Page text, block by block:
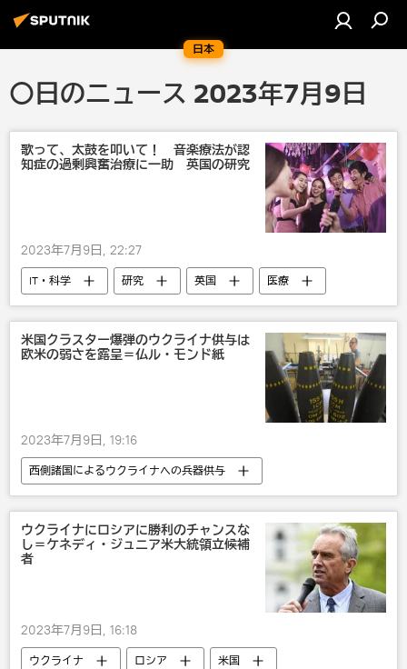
日本
〇日のニュース 2023年7月9日
歌って、太鼓を叩いて！ 音楽療法が認
知症の過剰興奮治療に一助 英国の研究
2023年7月9日, 22:27
IT・科学 研究 英国 医療
米国クラスター爆弾のウクライナ供与は
欧米の弱さを露呈＝仏ル・モンド紙
2023年7月9日, 19:16
西側諸国によるウクライナへの兵器供与
ウクライナ
米国
ロシア
軍事
ウクライナにロシアに勝利のチャンスな
し＝ケネディ・ジュニア米大統領立候補
者
2023年7月9日, 16:18
ウクライナ ロシア
米国